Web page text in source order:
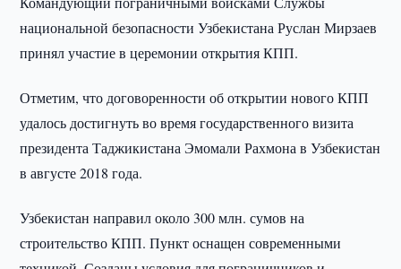
национальной безопасности Узбекистана Руслан Мирзаев
принял участие в церемонии открытия КПП.
Отметим, что договоренности об открытии нового КПП
удалось достигнуть во время государственного визита
президента Таджикистана Эмомали Рахмона в Узбекистан
в августе 2018 года.
Узбекистан направил около 300 млн. сумов на
строительство КПП. Пункт оснащен современными